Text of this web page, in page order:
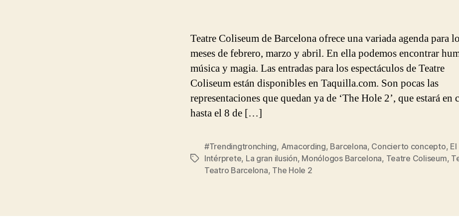
Teatre Coliseum de Barcelona ofrece una variada agenda para
meses de febrero, marzo y abril. En ella podemos encontrar
música y magia. Las entradas para los espectáculos de Teatre
Coliseum están disponibles en Taquilla.com. Son pocas las
representaciones que quedan ya de ‘The Hole 2’, que estará en
hasta el 8 de […]
Etiquetas
#Trendingtronching, Amacording, Barcelona, Concierto concepto, El
Intérprete, La gran ilusión, Monólogos Barcelona, Teatre Coliseum,
Teatro Barcelona, The Hole 2